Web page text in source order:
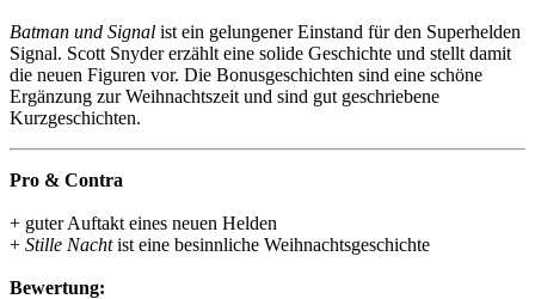
Batman und Signal ist ein gelungener Einstand für den Superhelden
Signal. Scott Snyder erzählt eine solide Geschichte und stellt damit
die neuen Figuren vor. Die Bonusgeschichten sind eine schöne
Ergänzung zur Weihnachtszeit und sind gut geschriebene
Kurzgeschichten.
Pro & Contra
+ guter Auftakt eines neuen Helden
+ Stille Nachtist eine besinnliche Weihnachtsgeschichte
Bewertung: